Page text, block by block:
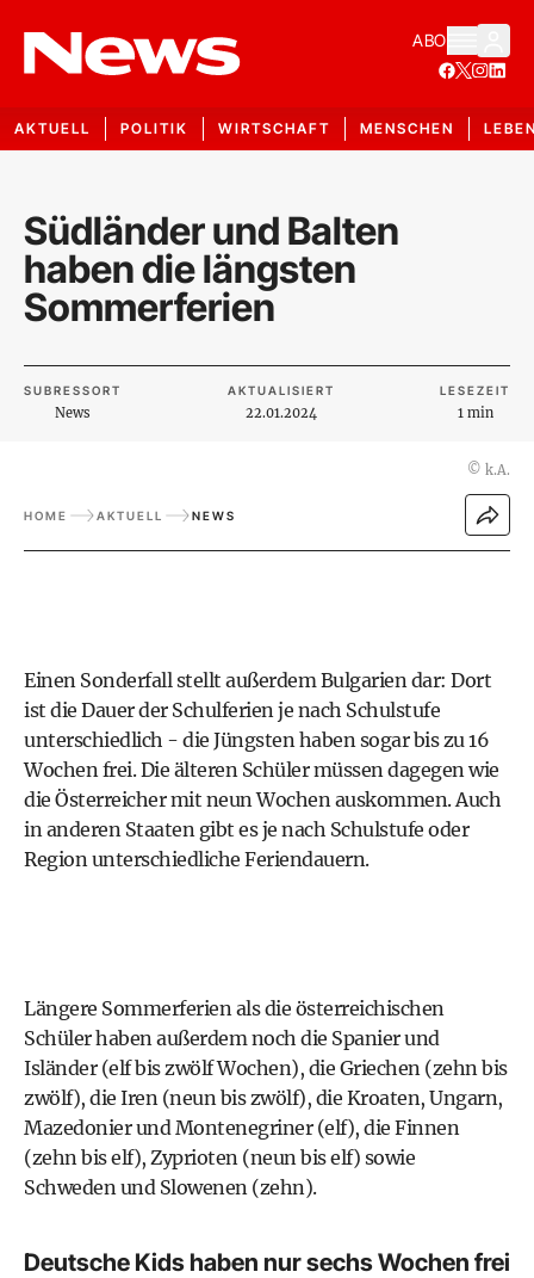
ABO
AKTUELL POLITIK WIRTSCHAFT MENSCHEN
Südländer und Balten
haben die längsten
Sommerferien
SUBRESSORT
News
AKTUALISIERT
22.01.2024
LESEZEIT
1 min
© k.A.
HOME AKTUELL NEWS
Einen Sonderfall stellt außerdem Bulgarien dar: Dort
ist die Dauer der Schulferien je nach Schulstufe
unterschiedlich - die Jüngsten haben sogar bis zu 16
Wochen frei. Die älteren Schüler müssen dagegen wie
die Österreicher mit neun Wochen auskommen. Auch
in anderen Staaten gibt es je nach Schulstufe oder
Region unterschiedliche Feriendauern.
Längere Sommerferien als die österreichischen
Schüler haben außerdem noch die Spanier und
Isländer (elf bis zwölf Wochen), die Griechen (zehn bis
zwölf), die Iren (neun bis zwölf), die Kroaten, Ungarn,
Mazedonier und Montenegriner (elf), die Finnen
(zehn bis elf), Zyprioten (neun bis elf) sowie
Schweden und Slowenen (zehn).
Deutsche Kids haben nur sechs Wochen frei